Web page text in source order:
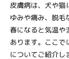
皮膚病は、犬や猫
ゆみや痛み、脱毛
春になると気温や
あります。ここで
についてご紹介し